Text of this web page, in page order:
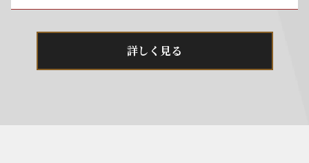
詳しく見る